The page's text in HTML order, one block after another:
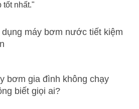
tốt nhất."
máy bơm nước tiết kiệm
bơm gia đình không chạy
biết giọi ai?